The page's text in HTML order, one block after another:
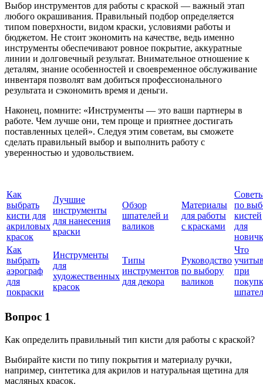
Выбор инструментов для работы с краской — важный этап
любого окрашивания. Правильный подбор определяется
типом поверхности, видом краски, условиями работы и
бюджетом. Не стоит экономить на качестве, ведь именно
инструменты обеспечивают ровное покрытие, аккуратные
линии и долговечный результат. Внимательное отношение к
деталям, знание особенностей и своевременное обслуживание
инвентаря позволят вам добиться профессионального
результата и сэкономить время и деньги.
Наконец, помните: «Инструменты — это ваши партнеры в
работе. Чем лучше они, тем проще и приятнее достигать
поставленных целей». Следуя этим советам, вы сможете
сделать правильный выбор и выполнить работу с
уверенностью и удовольствием.
Как
выбрать
кисти для
акриловых
красок
Лучшие
инструменты
для нанесения
краски
Обзор
шпателей и
валиков
Материалы
для работы
с красками
по
кистей
для
Как
выбрать
аэрограф
для
покраски
Инструменты
для
художественных
красок
Типы
инструментов
для декора
Руководство
по выбору
валиков
Что
при
Вопрос 1
Как определить правильный тип кисти для работы с краской?
Выбирайте кисти по типу покрытия и материалу ручки,
например, синтетика для акрилов и натуральная щетина для
масляных красок.